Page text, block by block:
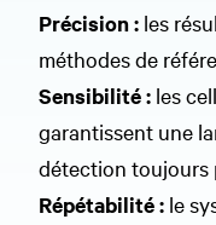
Précision : les
méthodes de
Sensibilité : les
garantissent une
détection toujours
Répétabilité : le